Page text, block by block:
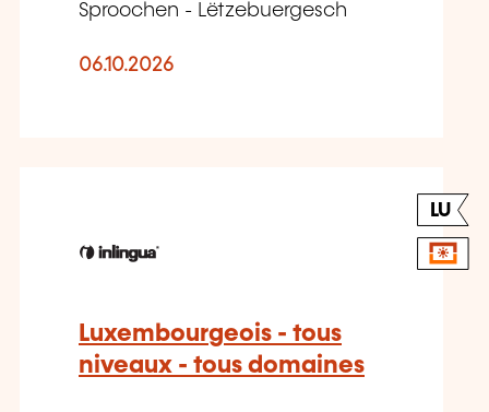
Sproochen - Lëtzebuergesch
06.10.2026
LU
Luxembourgeois - tous
niveaux - tous domaines